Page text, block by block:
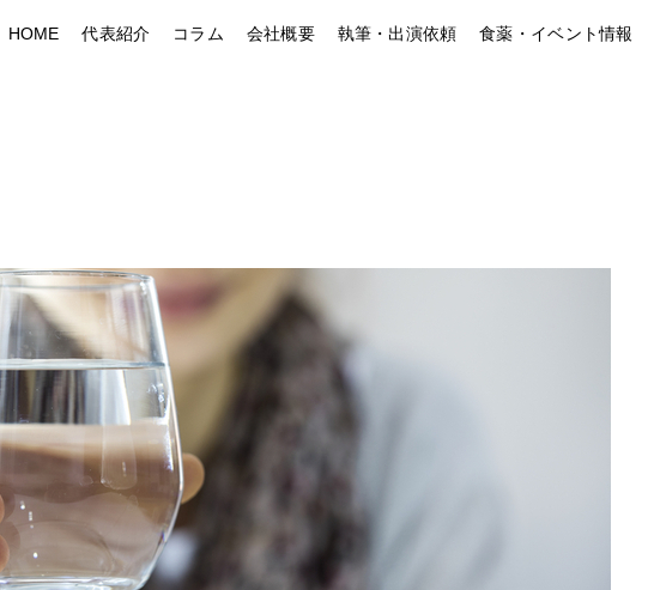
HOME 代表紹介 コラム 会社概要 執筆・出演依頼 食薬・イベント情報